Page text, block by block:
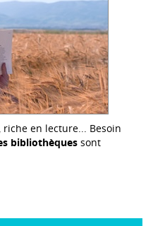
riche en lecture... Besoin
bibliothèques sont